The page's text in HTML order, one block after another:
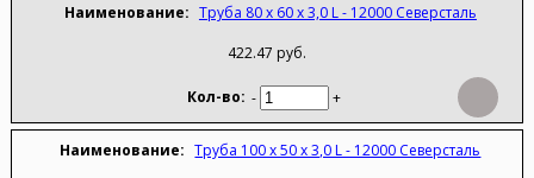
Труба 80 х 60 х 3,0 L - 12000 Северсталь
422.47 руб.
- +
Труба 100 х 50 х 3,0 L - 12000 Северсталь